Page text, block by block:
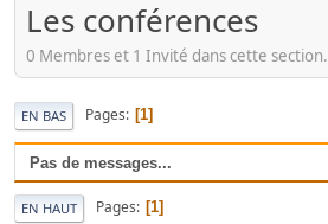
Les conférences
0 Membres et 1 Invité dans cette section.
EN BAS Pages 1
Pas de messages...
EN HAUT Pages 1